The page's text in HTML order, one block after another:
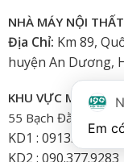
NHÀ MÁY NỘI
Địa Chỉ: Km 89,
huyện An Dương,
KHU VỰC MIỀN NAM
55 Bạch Đằng,
KD1 : 0913.922.926
KD2 : 090.377.9283